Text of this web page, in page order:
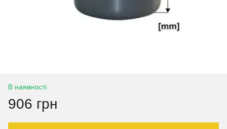
В наявності
906 грн